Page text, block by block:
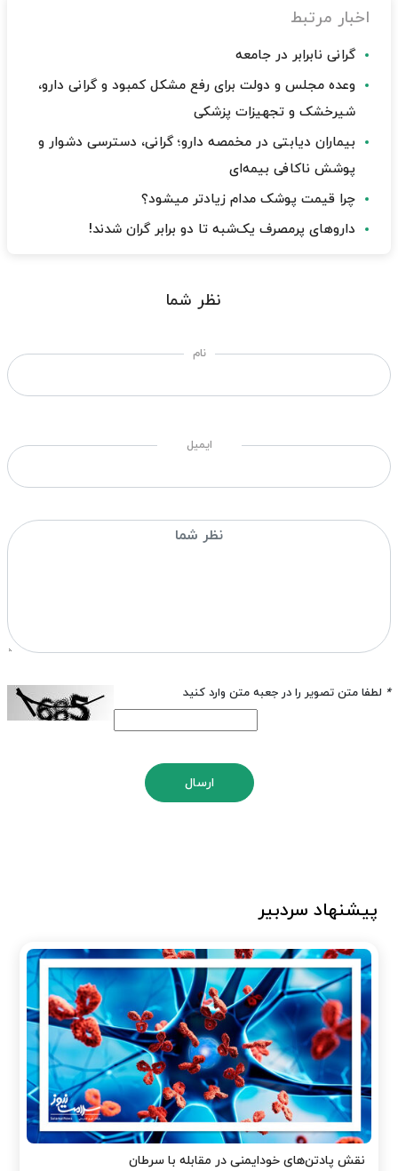
اخبار مرتبط
گرانی نابرابر در جامعه
وعده مجلس و دولت برای رفع مشکل کمبود و گرانی دارو،
شیرخشک و تجهیزات پزشکی
بیماران دیابتی در مخمصه دارو؛ گرانی، دسترسی دشوار و
پوشش ناکافی بیمه‌ای
چرا قیمت پوشک مدام زیادتر میشود؟
داروهای پرمصرف یک‌شبه تا دو برابر گران شدند!
نظر شما
نام
ایمیل
* لطفا متن تصویر را در جعبه متن وارد کنید
ارسال
پیشنهاد سردبیر
نقش پادتن‌های خودایمنی در مقابله با سرطان